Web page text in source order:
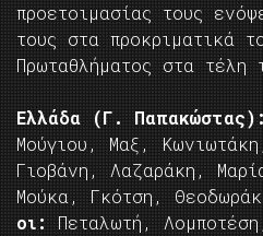
προετοιμασίας τους
τους στα προκριματικά
Πρωταθλήματος στα τέλη
Ελλάδα (Γ. Παπακώστας):
Μούγιου, Μαξ,
Γιοβάνη, Λαζαράκη,
Μούκα, Γκότση,
οι:
Πεταλωτή,